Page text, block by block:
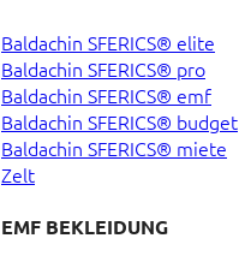
Baldachin SFERICS® elite
Baldachin SFERICS® pro
Baldachin SFERICS® emf
Baldachin SFERICS® budget
Baldachin SFERICS® miete
Zelt
EMF BEKLEIDUNG